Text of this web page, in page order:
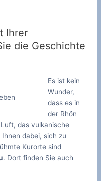
Ihrer
die Geschichte
Es ist kein
Wunder,
dass es in
der Rhön
das vulkanische
dabei, sich zu
Kurorte sind
. Dort finden Sie auch